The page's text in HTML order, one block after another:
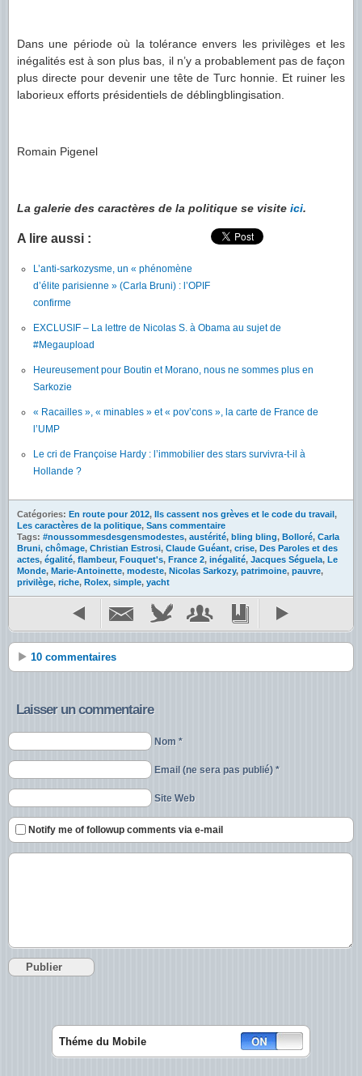
Dans une période où la tolérance envers les privilèges et les
inégalités est à son plus bas, il n’y a probablement pas de façon
plus directe pour devenir une tête de Turc honnie. Et ruiner les
laborieux efforts présidentiels de déblingblingisation.
Romain Pigenel
La galerie des caractères de la politique se visite ici.
A lire aussi :
L’anti-sarkozysme, un « phénomène
d’élite parisienne » (Carla Bruni) : l’OPIF
confirme
EXCLUSIF – La lettre de Nicolas S. à Obama au sujet de
#Megaupload
Heureusement pour Boutin et Morano, nous ne sommes plus en
Sarkozie
« Racailles », « minables » et « pov’cons », la carte de France de
l’UMP
Le cri de Françoise Hardy : l’immobilier des stars survivra-t-il à
Hollande ?
Catégories: En route pour 2012, Ils cassent nos grèves et le code du travail,
Les caractères de la politique, Sans commentaire
Tags: #noussommesdesgensmodestes, austérité, bling bling, Bolloré, Carla
Bruni, chômage, Christian Estrosi, Claude Guéant, crise, Des Paroles et des
actes, égalité, flambeur, Fouquet's, France 2, inégalité, Jacques Séguela, Le
Monde, Marie-Antoinette, modeste, Nicolas Sarkozy, patrimoine, pauvre,
privilège, riche, Rolex, simple, yacht
10 commentaires
Laisser un commentaire
Nom *
Email (ne sera pas publié) *
Site Web
Notify me of followup comments via e-mail
Théme du Mobile